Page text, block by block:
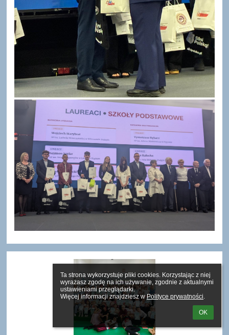
Ta strona wykorzystuje pliki cookies. Korzystając z niej
wyrażasz zgodę na ich używanie, zgodnie z aktualnymi
ustawieniami przeglądarki.
Więcej informacji znajdziesz w Polityce prywatności.
OK